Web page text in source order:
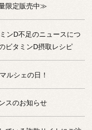
限定販売中≫
ンD不足のニュースにつ
ビタミンD摂取レシピ
ルシェの日！
スのお知らせ